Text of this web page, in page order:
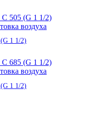
воздуха
1 1/2)
воздуха
1 1/2)